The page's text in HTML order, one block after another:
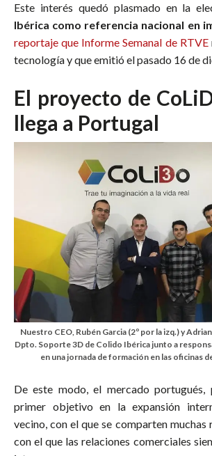
Este interés quedó plasmado en la
Ibérica como referencia nacional en
reportaje que Informe Semanal de RTVE
tecnología y que emitió el pasado 16 de
El proyecto de
llega a Portugal
Nuestro CEO, Rubén Garcia (2º por la izq.) y
Dpto. Soporte 3D de Colido Ibérica junto a
en una jornada de formación en las oficinas
De este modo, el mercado
primer objetivo en la expansión
vecino, con el que se comparten muchas
con el que las relaciones comerciales